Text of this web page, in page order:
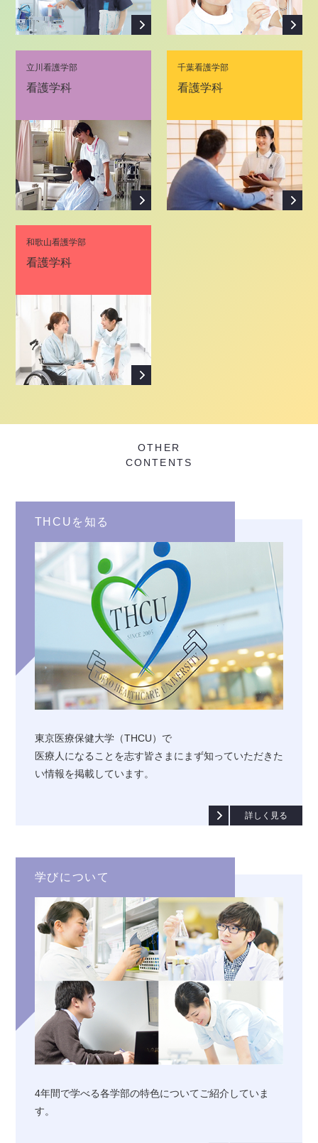
立川看護学部
看護学科
千葉看護学部
看護学科
和歌山看護学部
看護学科
OTHER
CONTENTS
THCUを知る
東京医療保健大学（THCU）で
医療人になることを志す皆さまにまず知っていただきた
い情報を掲載しています。
詳しく見る
学びについて
4年間で学べる各学部の特色についてご紹介していま
す。